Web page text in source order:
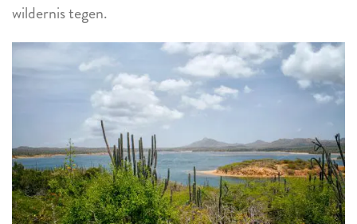
wildernis tegen.